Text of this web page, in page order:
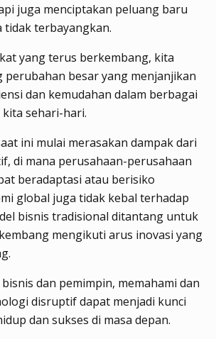
juga menciptakan peluang baru
tidak terbayangkan.
yang terus berkembang, kita
perubahan besar yang menjanjikan
dan kemudahan dalam berbagai
sehari-hari.
ini mulai merasakan dampak dari
di mana perusahaan-perusahaan
beradaptasi atau berisiko
global juga tidak kebal terhadap
bisnis tradisional ditantang untuk
mengikuti arus inovasi yang
dan pemimpin, memahami dan
disruptif dapat menjadi kunci
dan sukses di masa depan.